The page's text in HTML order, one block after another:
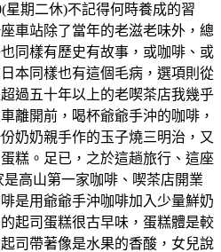
星期二休)不記得何時養成的習
車站除了當年的老滋老味外，總
同樣有歷史有故事，或咖啡、或
本同樣也有這個毛病，選項則從
過五十年以上的老喫茶店我幾乎
離開前，喝杯爺爺手沖的咖啡，
奶奶親手作的玉子燒三明治，又
糕。足已，之於這趟旅行、這座
高山第一家咖啡、喫茶店開業
是用爺爺手沖咖啡加入少量鮮奶
起司蛋糕很古早味，蛋糕體是較
司帶著像是水果的香酸，女兒說